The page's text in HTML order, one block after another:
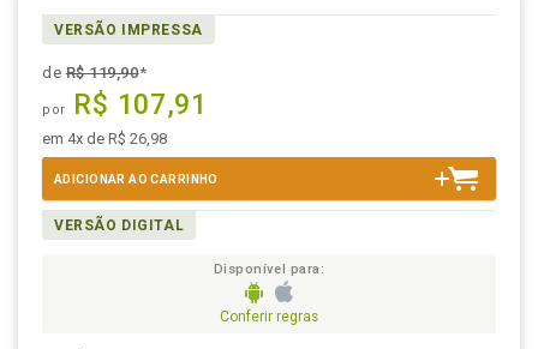
VERSÃO IMPRESSA
deR$ 119,90*
por R$ 107,91
em 4x de R$ 26,98
ADICIONAR AO CARRINHO
VERSÃO DIGITAL
Disponível para:
Conferir regras